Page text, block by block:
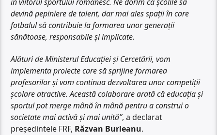
devină pepiniere de talent, dar mai ales spații în care
fotbalul să contribuie la formarea unor generații
sănătoase, responsabile și implicate.
Alături de Ministerul Educației și Cercetării, vom
implementa proiecte care să sprijine formarea
profesorilor și vom continua dezvoltarea unor competiții
școlare atractive. Această colaborare arată că educația și
sportul pot merge mână în mână pentru a construi o
societate mai activă și mai unită”, a declarat
președintele FRF, Răzvan Burleanu.